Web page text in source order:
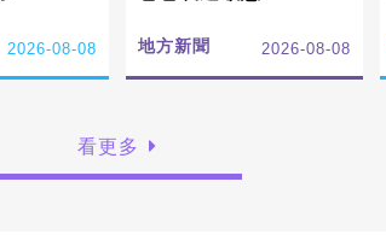
2026-08-08 地方新聞 2026-08-08
看更多